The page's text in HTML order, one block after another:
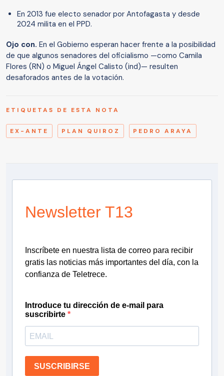
En 2013 fue electo senador por Antofagasta y desde
2024 milita en el PPD.
Ojo con. En el Gobierno esperan hacer frente a la posibilidad
de que algunos senadores del oficialismo —como Camila
Flores (RN) o Miguel Ángel Calisto (ind)— resulten
desaforados antes de la votación.
ETIQUETAS DE ESTA NOTA
EX-ANTE PLAN QUIROZ PEDRO ARAYA
Newsletter T13
Inscríbete en nuestra lista de correo para recibir
gratis las noticias más importantes del día, con la
confianza de Teletrece.
Introduce tu dirección de e-mail para
suscribirte
SUSCRIBIRSE